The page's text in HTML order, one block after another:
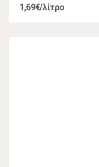
1,69€/λίτρο